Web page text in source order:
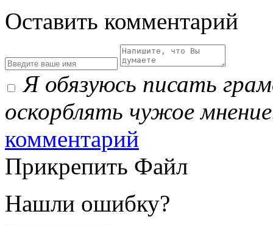
Оставить комментарий
Я обязуюсь писать
оскорблять чужое
комментарий
Прикрепить Файл
Нашли ошибку?